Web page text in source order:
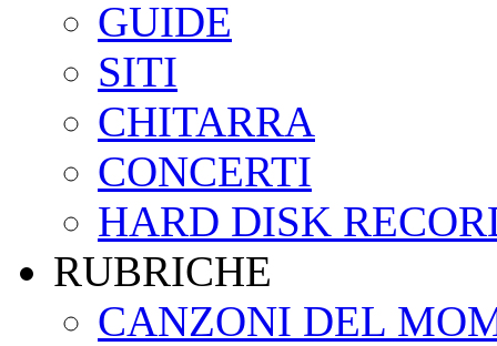
GUIDE
SITI
CHITARRA
CONCERTI
HARD DISK
RUBRICHE
CANZONI DEL